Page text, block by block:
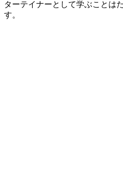
ターテイナーとして学ぶことは
す。